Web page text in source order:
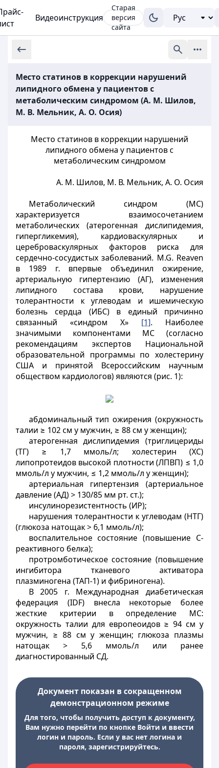
Видеоинструкция
Старая
версия
сайта
Место статинов в коррекции нарушений
липидного обмена у пациентов с
метаболическим синдромом (А. М. Шилов,
М. В. Мельник, А. О. Осия)
Место статинов в коррекции нарушений
липидного обмена у пациентов с
метаболическим синдромом
А. М. Шилов, М. В. Мельник, А. О. Осия
Метаболический синдром (МС)
характеризуется взаимосочетанием
метаболических (атерогенная дислипидемия,
гипергликемия), кардиоваскулярных и
цереброваскулярных факторов риска для
сердечно-сосудистых заболеваний. M.G. Reaven
в 1989 г. впервые объединил ожирение,
артериальную гипертензию (АГ), изменения
липидного состава крови, нарушение
толерантности к углеводам и ишемическую
болезнь сердца (ИБС) в единый причинно
связанный «синдром Х» [1]. Наиболее
значимыми компонентами МС (согласно
рекомендациям экспертов Национальной
образовательной программы по холестерину
США и принятой Всероссийским научным
обществом кардиологов) являются (рис. 1):
абдоминальный тип ожирения (окружность
талии ≥ 102 см у мужчин, ≥ 88 см у женщин);
атерогенная дислипидемия (триглицериды
(ТГ) ≥ 1,7 ммоль/л; холестерин (ХС)
липопротеидов высокой плотности (ЛПВП) ≤ 1,0
ммоль/л у мужчин, ≤ 1,2 ммоль/л у женщин);
артериальная гипертензия (артериальное
давление (АД) > 130/85 мм рт. ст.);
инсулинорезистентность (ИР);
нарушения толерантности к углеводам (НТГ)
(глюкоза натощак > 6,1 ммоль/л);
воспалительное состояние (повышение С-
реактивного белка);
протромботическое состояние (повышение
ингибитора тканевого активатора
плазминогена (ТАП-1) и фибриногена).
В 2005 г. Международная диабетическая
федерация (IDF) внесла некоторые более
жесткие критерии в определение МС:
окружность талии для европеоидов ≥ 94 см у
мужчин, ≥ 88 см у женщин; глюкоза плазмы
натощак > 5,6 ммоль/л или ранее
диагностированный СД.
Документ показан в сокращенном
демонстрационном режиме
Для того, чтобы получить доступ к документу,
Вам нужно перейти по кнопке Войти и ввести
логин и пароль. Если у вас нет логина и
пароля, зарегистрируйтесь.